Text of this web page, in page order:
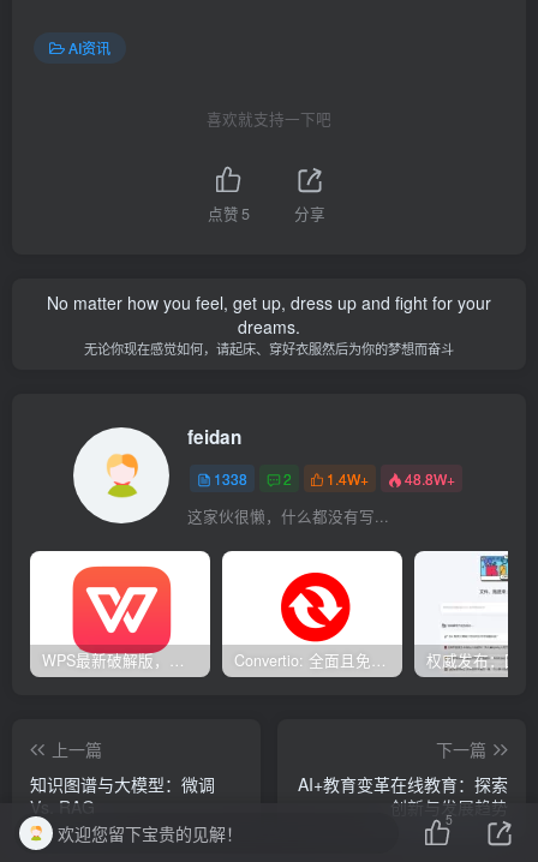
AI资讯
喜欢就支持一下吧
点赞 5 分享
No matter how you feel, get up, dress up and fight for your
dreams.
无论你现在感觉如何，请起床、穿好衣服然后为你的梦想而奋斗
feidan
1338 2 1.4W+ 48.8W+
这家伙很懒，什么都没有写...
WPS最新破解版，已永久激活，无限制使用！ Convertio: 全面且免费的在线文件转换工具
上一篇
知识图谱与大模型：微调
Vs. RAG
下一篇
AI+教育变革在线教育：探索
创新与发展趋势
欢迎您留下宝贵的见解！
5